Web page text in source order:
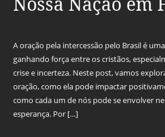
A oração pela intercessão pelo Brasil é
ganhando força entre os cristãos,
crise e incerteza. Neste post, vamos
oração, como ela pode impactar
como cada um de nós pode se envolver
esperança. Por […]